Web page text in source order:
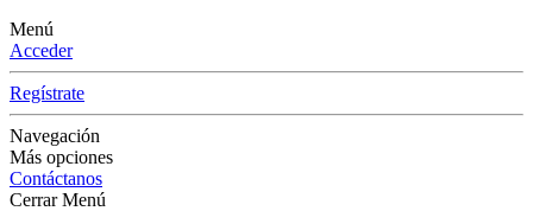
Menú
Acceder
Regístrate
Navegación
Más opciones
Contáctanos
Cerrar Menú